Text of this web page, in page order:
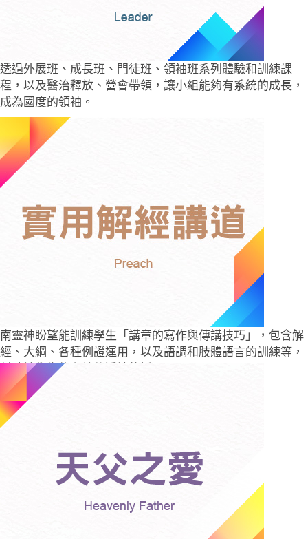
透過外展班、成長班、門徒班、領袖班系列體驗和訓練課
程，以及醫治釋放、營會帶領，讓小組能夠有系統的成長，
成為國度的領袖。
南靈神盼望能訓練學生「講章的寫作與傳講技巧」，包含解
經、大綱、各種例證運用，以及語調和肢體語言的訓練等，
幫助神學生能有效傳遞神的話。